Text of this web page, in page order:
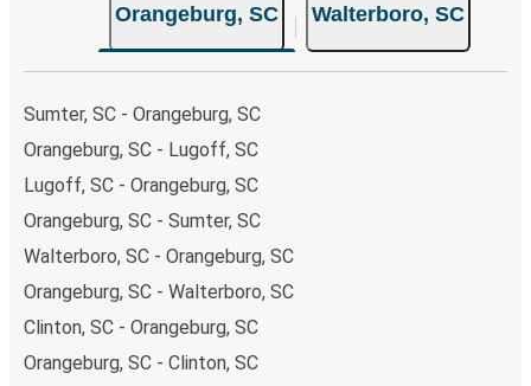
Orangeburg, SC Walterboro, SC
Sumter, SC - Orangeburg, SC
Orangeburg, SC - Lugoff, SC
Lugoff, SC - Orangeburg, SC
Orangeburg, SC - Sumter, SC
Walterboro, SC - Orangeburg, SC
Orangeburg, SC - Walterboro, SC
Clinton, SC - Orangeburg, SC
Orangeburg, SC - Clinton, SC